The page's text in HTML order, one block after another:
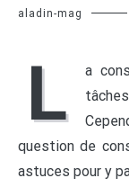
aladin-mag
L
a
question de
astuces pour y